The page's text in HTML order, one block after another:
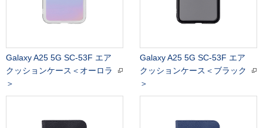
Galaxy A25 5G SC-53F エア
クッションケース＜オーロラ
＞
Galaxy A25 5G SC-53F エア
クッションケース＜ブラック
＞